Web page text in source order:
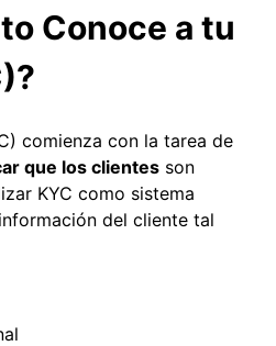
Conoce a tu
comienza con la tarea de
que los clientes son
KYC como sistema
del cliente tal